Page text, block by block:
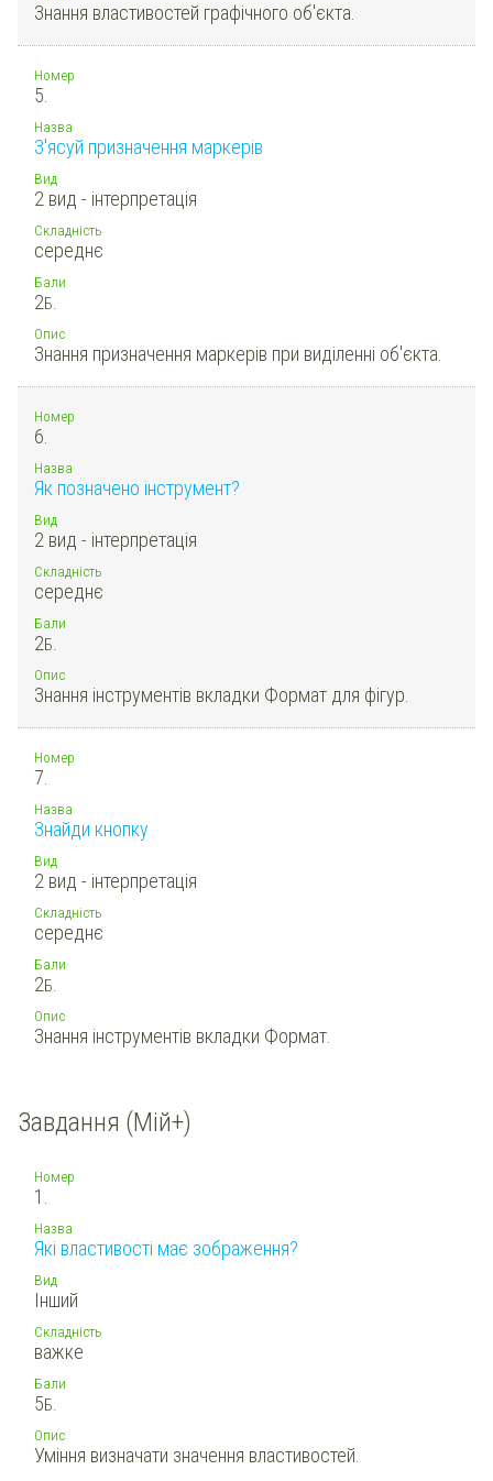
Знання властивостей графічного об'єкта.
Номер
5.
Назва
З'ясуй призначення маркерів
Вид
2 вид - інтерпретація
Складність
середнє
Бали
2Б.
Опис
Знання призначення маркерів при виділенні об'єкта.
Номер
6.
Назва
Як позначено інструмент?
Вид
2 вид - інтерпретація
Складність
середнє
Бали
2Б.
Опис
Знання інструментів вкладки Формат для фігур.
Номер
7.
Назва
Знайди кнопку
Вид
2 вид - інтерпретація
Складність
середнє
Бали
2Б.
Опис
Знання інструментів вкладки Формат.
Завдання (Мій+)
Номер
1.
Назва
Які властивості має зображення?
Вид
Інший
Складність
важке
Бали
5Б.
Опис
Уміння визначати значення властивостей.